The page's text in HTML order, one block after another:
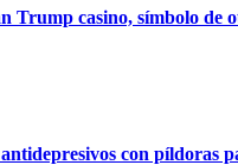
casino, símbolo de
con píldoras